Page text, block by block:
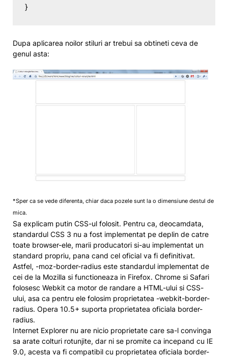
}
Dupa aplicarea noilor stiluri ar trebui sa obtineti ceva de
genul asta:
*Sper ca se vede diferenta, chiar daca pozele sunt la o dimensiune destul de
mica.
Sa explicam putin CSS-ul folosit. Pentru ca, deocamdata,
standardul CSS 3 nu a fost implementat pe deplin de catre
toate browser-ele, marii producatori si-au implementat un
standard propriu, pana cand cel oficial va fi definitivat.
Astfel, -moz-border-radius este standardul implementat de
cei de la Mozilla si functioneaza in Firefox. Chrome si Safari
folosesc Webkit ca motor de randare a HTML-ului si CSS-
ului, asa ca pentru ele folosim proprietatea -webkit-border-
radius. Opera 10.5+ suporta proprietatea oficiala border-
radius.
Internet Explorer nu are nicio proprietate care sa-l convinga
sa arate colturi rotunjite, dar ni se promite ca incepand cu IE
9.0, acesta va fi compatibil cu proprietatea oficiala border-